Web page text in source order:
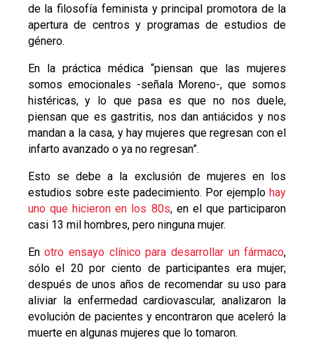
de la filosofía feminista y principal promotora de la
apertura de centros y programas de estudios de
género.
En la práctica médica “piensan que las mujeres
somos emocionales -señala Moreno-, que somos
histéricas, y lo que pasa es que no nos duele,
piensan que es gastritis, nos dan antiácidos y nos
mandan a la casa, y hay mujeres que regresan con el
infarto avanzado o ya no regresan”.
Esto se debe a la exclusión de mujeres en los
estudios sobre este padecimiento. Por ejemplohay
uno que hicieron en los 80s, en el que participaron
casi 13 mil hombres, pero ninguna mujer.
Enotro ensayo clínico para desarrollar un fármaco,
sólo el 20 por ciento de participantes era mujer;
después de unos años de recomendar su uso para
aliviar la enfermedad cardiovascular, analizaron la
evolución de pacientes y encontraron que aceleró la
muerte en algunas mujeres que lo tomaron.